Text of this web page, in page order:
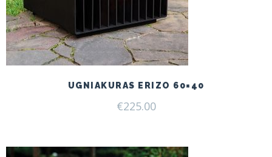
UGNIAKURAS ERIZO 60×40
€225.00